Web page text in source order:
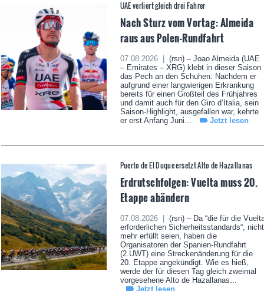
UAE verliert gleich drei Fahrer
Nach Sturz vom Vortag: Almeida
raus aus Polen-Rundfahrt
07.08.2026 |
(rsn) – Joao Almeida (UAE
– Emirates – XRG) klebt in dieser Saison
das Pech an den Schuhen. Nachdem er
aufgrund einer langwierigen Erkrankung
bereits für einen Großteil des Frühjahres
und damit auch für den Giro d’Italia, sein
Saison-Highlight, ausgefallen war, kehrte
er erst Anfang Juni...
Jetzt lesen
Puerto de El Duque ersetzt Alto de Hazallanas
Erdrutschfolgen: Vuelta muss 20.
Etappe abändern
07.08.2026 |
(rsn) – Da “die für die
erforderlichen Sicherheitsstandards“, nicht
mehr erfüllt seien, haben die
Organisatoren der Spanien-Rundfahrt
(2.UWT) eine Streckenänderung für die
20. Etappe angekündigt. Wie es hieß,
werde der für diesen Tag gleich zweimal
vorgesehene Alto de Hazallanas...
Jetzt lesen